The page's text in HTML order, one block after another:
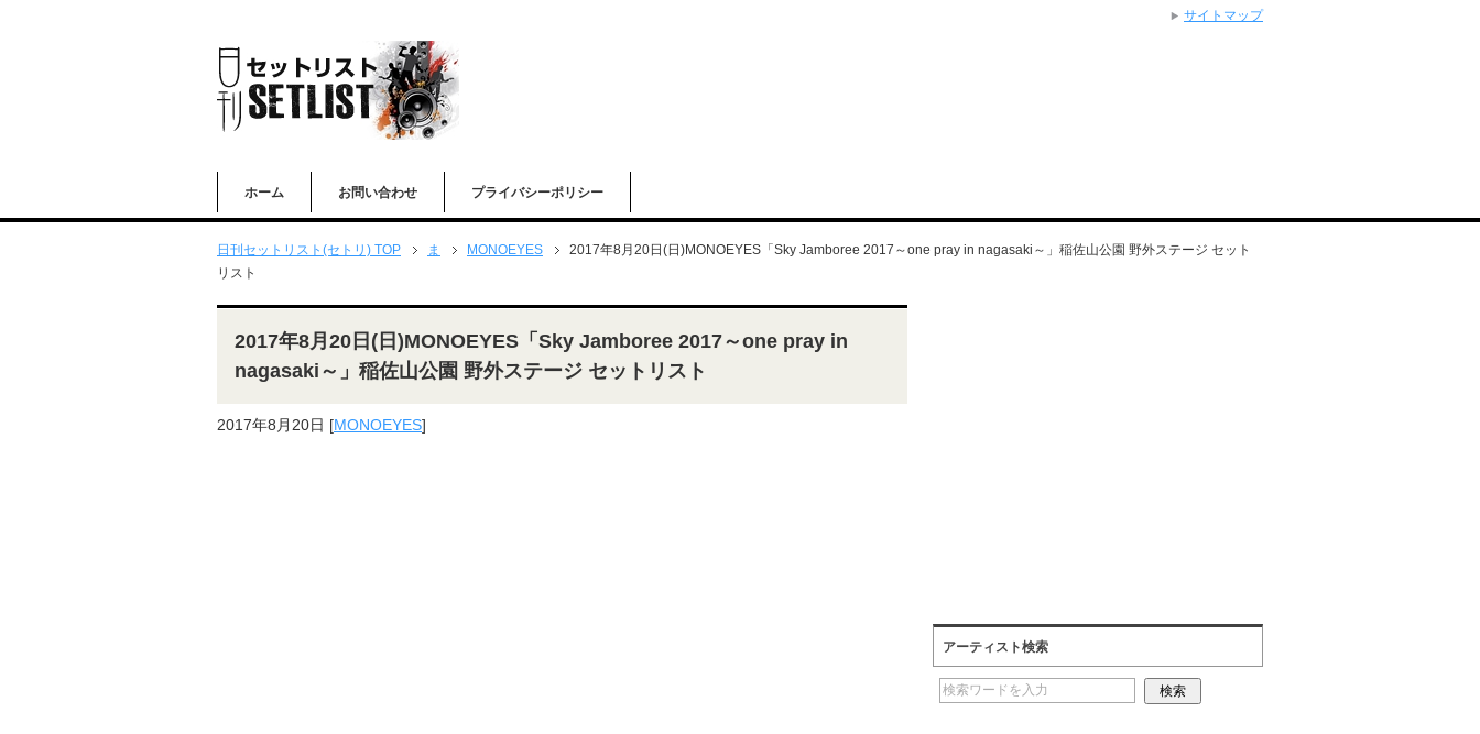
ホーム お問い合わせ プライバシーポリシー
日刊セットリスト(セトリ) TOP ま MONOEYES
2017年8月20日(日)MONOEYES「Sky Jamboree 2017～one pray in nagasaki～」稲佐山公園 野外ステージ セット
リスト
2017年8月20日(日)MONOEYES「Sky Jamboree 2017～one pray in
nagasaki～」稲佐山公園 野外ステージ セットリスト
2017年8月20日 [MONOEYES]
アーティスト検索
サイトマップ